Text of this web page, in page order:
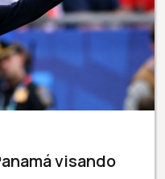
visando